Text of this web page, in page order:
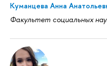
Куманцева Анна
Факультет социальных